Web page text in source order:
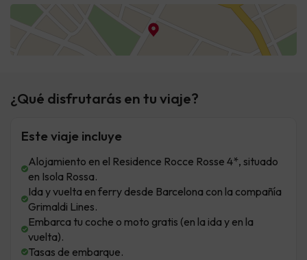
¿Qué disfrutarás en tu viaje?
Este viaje incluye
Alojamiento en el Residence Rocce Rosse 4*, situado
en Isola Rossa.
Ida y vuelta en ferry desde Barcelona con la compañía
Grimaldi Lines.
Embarca tu coche o moto gratis (en la ida y en la
vuelta).
Tasas de embarque.